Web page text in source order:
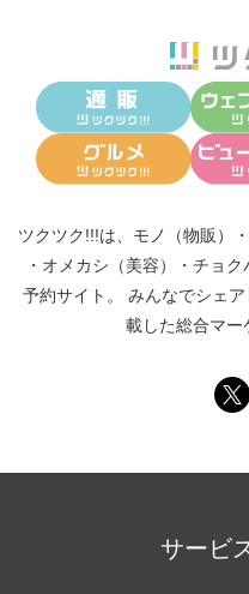
ツクツク!!!は、 モノ（物販） ・
・ オメカシ（美容） ・ チョク
予約サイト。
みんなでシェア
載した総合マー
サービ